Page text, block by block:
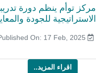
مركز توأم ينظم دورة
الاستراتيجية للجودة
اقراء المزيد..